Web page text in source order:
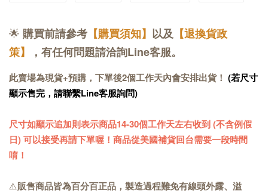
🌟 購買前請參考 【購買須知】 以及 【退換貨政
策】
，有任何問題請洽詢Line客服。
此賣場為現貨+預購，下單後2個工作天內會安排出貨！ (若尺寸
顯示售完，請聯繫Line客服詢問)
尺寸如顯示追加則表示商品14-30個工作天左右收到 (不含例假
日) 可以接受再請下單喔！商品從美國補貨回台需要一段時間
唷！
⚠️販售商品皆為百分百正品，製造過程難免有線頭外露、溢